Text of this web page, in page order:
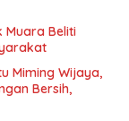
Muara Beliti
Miming Wijaya,
Bersih,